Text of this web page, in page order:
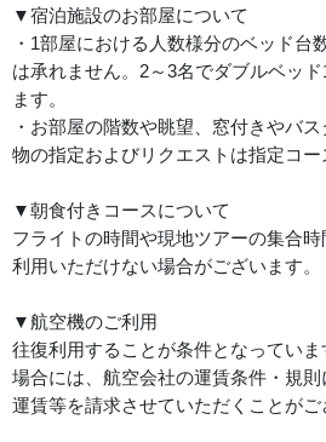
▼宿泊施設のお部屋について
・1部屋における人数様分のベッド台
は承れません。2～3名でダブルベッ
ます。
・お部屋の階数や眺望、窓付きやバ
物の指定およびリクエストは指定コー
▼朝食付きコースについて
フライトの時間や現地ツアーの集合
利用いただけない場合がございます。
▼航空機のご利用
往復利用することが条件となってい
場合には、航空会社の運賃条件・規
運賃等を請求させていただくことがご